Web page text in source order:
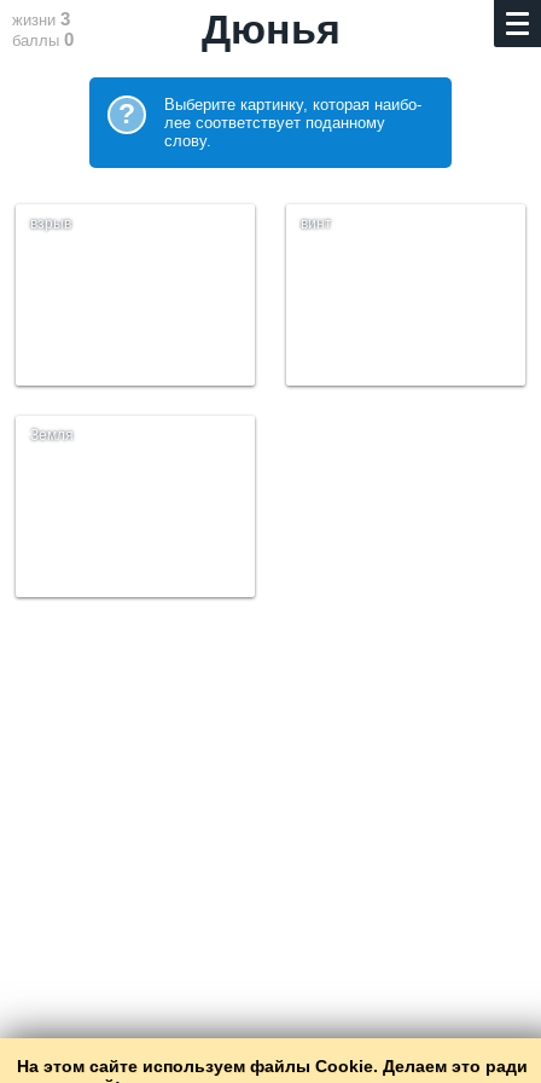
жизни 3
баллы 0 Дюнья
?
Выберите картинку, которая наибо­
лее соответствует поданному
слову.
взрыв винт
Земля
На этом сайте используем файлы Cookie. Делаем это ради